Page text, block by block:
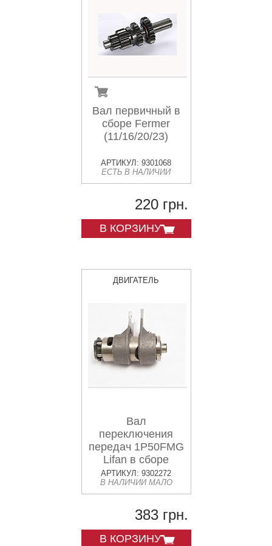
Вал первичный в
сборе Fermer
(11/16/20/23)
АРТИКУЛ: 9301068
ЕСТЬ В НАЛИЧИИ
220 грн.
В КОРЗИНУ
ДВИГАТЕЛЬ
Вал
переключения
передач 1P50FMG
Lifan в сборе
АРТИКУЛ: 9302272
В НАЛИЧИИ МАЛО
383 грн.
В КОРЗИНУ